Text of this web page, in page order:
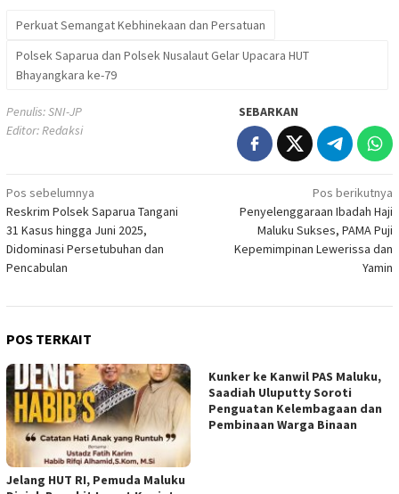
Perkuat Semangat Kebhinekaan dan Persatuan
Polsek Saparua dan Polsek Nusalaut Gelar Upacara HUT
Bhayangkara ke-79
Penulis: SNI-JP
Editor: Redaksi
SEBARKAN
Navigasi
pos
Pos sebelumnya
Reskrim Polsek Saparua Tangani
31 Kasus hingga Juni 2025,
Didominasi Persetubuhan dan
Pencabulan
Pos berikutnya
Penyelenggaraan Ibadah Haji
Maluku Sukses, PAMA Puji
Kepemimpinan Lewerissa dan
Yamin
POS TERKAIT
Jelang HUT RI, Pemuda Maluku
Kunker ke Kanwil PAS Maluku,
Saadiah Uluputty Soroti
Penguatan Kelembagaan dan
Pembinaan Warga Binaan